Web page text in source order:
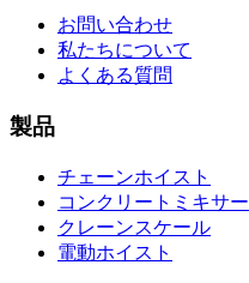
お問い合わせ
私たちについて
よくある質問
製品
チェーンホイスト
コンクリートミキサー
クレーンスケール
電動ホイスト